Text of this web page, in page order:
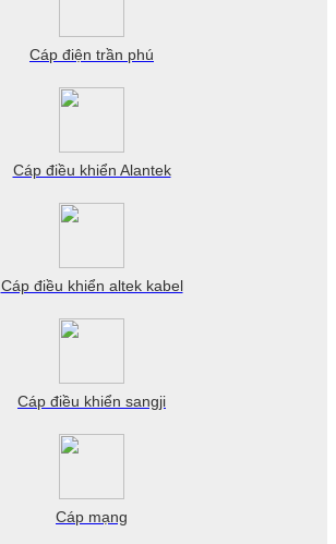
Cáp điện trần phú
Cáp điều khiển Alantek
Cáp điều khiển altek kabel
Cáp điều khiển sangji
Cáp mạng